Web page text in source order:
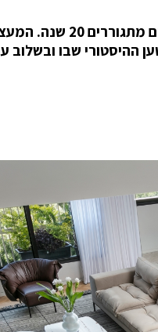
בני זוג בשנות ה-70, שיפצו מהקצה אל
ההיסטורי שבו ובשלוב